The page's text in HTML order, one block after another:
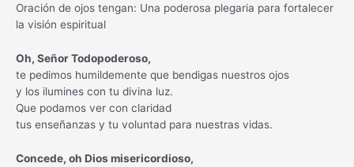
Oración de ojos tengan: Una poderosa plegaria para fortalecer
la visión espiritual
Oh, Señor Todopoderoso,
te pedimos humildemente que bendigas nuestros ojos
y los ilumines con tu divina luz.
Que podamos ver con claridad
tus enseñanzas y tu voluntad para nuestras vidas.
Concede, oh Dios misericordioso,